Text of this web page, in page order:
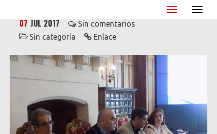
Miguel Ángel Blanco - XX Aniversario
07 JUL 2017
Sin comentarios
Sin categoría
Enlace